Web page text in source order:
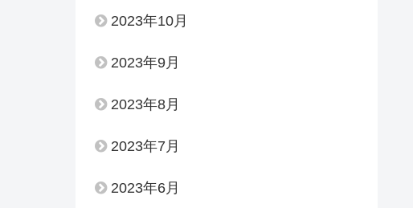
2023年10月
2023年9月
2023年8月
2023年7月
2023年6月